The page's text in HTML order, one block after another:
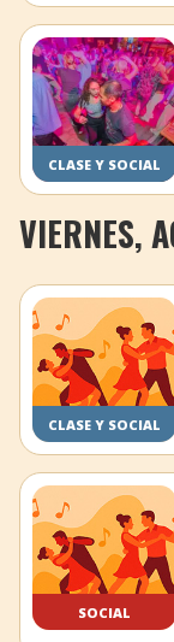
CLASE Y SOCIAL
VIERNES,
CLASE Y SOCIAL
SOCIAL